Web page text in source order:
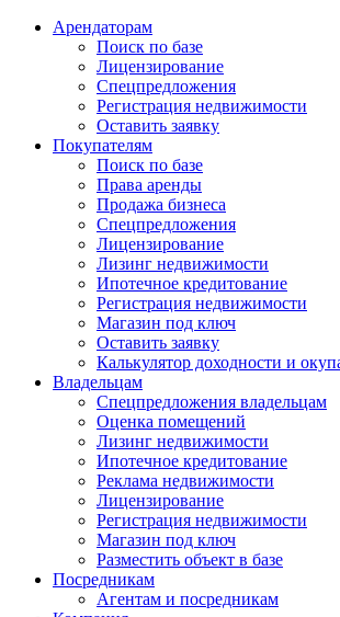
Арендаторам
Поиск по базе
Лицензирование
Спецпредложения
Регистрация недвижимости
Оставить заявку
Покупателям
Поиск по базе
Права аренды
Продажа бизнеса
Спецпредложения
Лицензирование
Лизинг недвижимости
Ипотечное кредитование
Регистрация недвижимости
Магазин под ключ
Оставить заявку
Калькулятор доходности и
Владельцам
Спецпредложения владельцам
Оценка помещений
Лизинг недвижимости
Ипотечное кредитование
Реклама недвижимости
Лицензирование
Регистрация недвижимости
Магазин под ключ
Разместить объект в базе
Посредникам
Агентам и посредникам